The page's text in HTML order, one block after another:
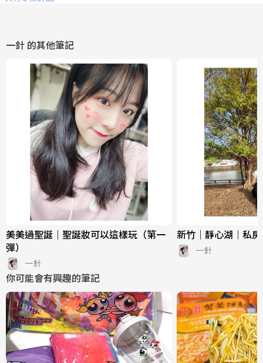
一針 的其他筆記
美美過聖誕｜聖誕妝可以這樣玩（第一
彈）
一針
新竹｜靜心湖｜私
一針
你可能會有興趣的筆記